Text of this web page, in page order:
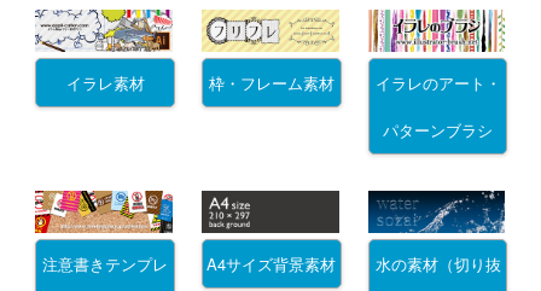
イラレ素材 枠・フレーム素材 イラレのアート・
パターンブラシ
注意書きテンプレ A4サイズ背景素材 水の素材（切り抜